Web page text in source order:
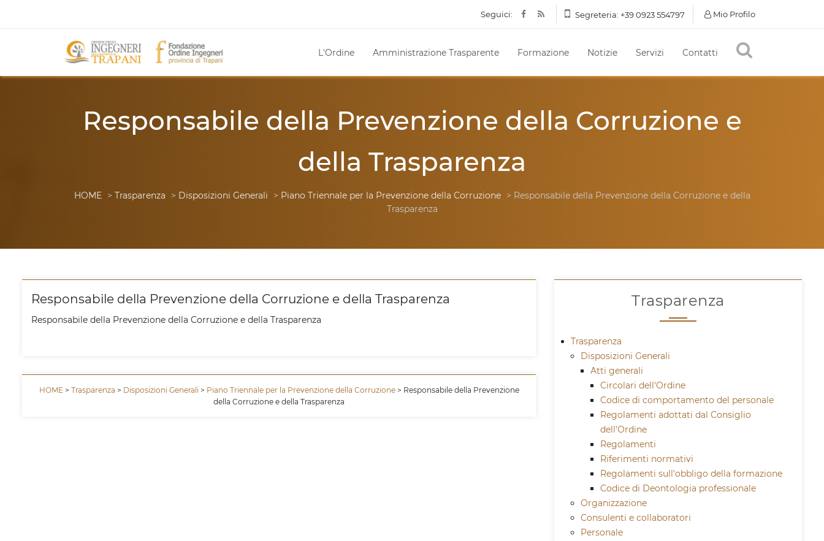
Seguici: Segreteria: +39 0923 554797 Mio Profilo
L'Ordine Amministrazione Trasparente Formazione Notizie Servizi Contatti
Responsabile della Prevenzione della Corruzione e
della Trasparenza
HOME > Trasparenza > Disposizioni Generali > Piano Triennale per la Prevenzione della Corruzione > Responsabile della Prevenzione della Corruzione e della
Trasparenza
Responsabile della Prevenzione della Corruzione e della Trasparenza
Responsabile della Prevenzione della Corruzione e della Trasparenza
HOME> Trasparenza > Disposizioni Generali > Piano Triennale per la Prevenzione della Corruzione> Responsabile della Prevenzione
della Corruzione e della Trasparenza
Trasparenza
Trasparenza
Disposizioni Generali
Atti generali
Circolari dell'Ordine
Codice di comportamento del personale
Regolamenti adottati dal Consiglio
dell'Ordine
Regolamenti
Riferimenti normativi
Regolamenti sull'obbligo della formazione
Codice di Deontologia professionale
Organizzazione
Consulenti e collaboratori
Personale